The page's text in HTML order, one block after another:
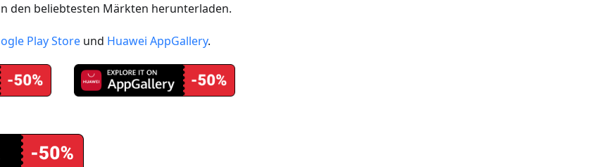
den beliebtesten Märkten herunterladen.
Play Store und Huawei AppGallery.